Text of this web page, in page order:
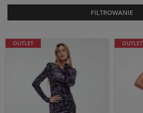
FILTROWANIE
OUTLET OUTLET